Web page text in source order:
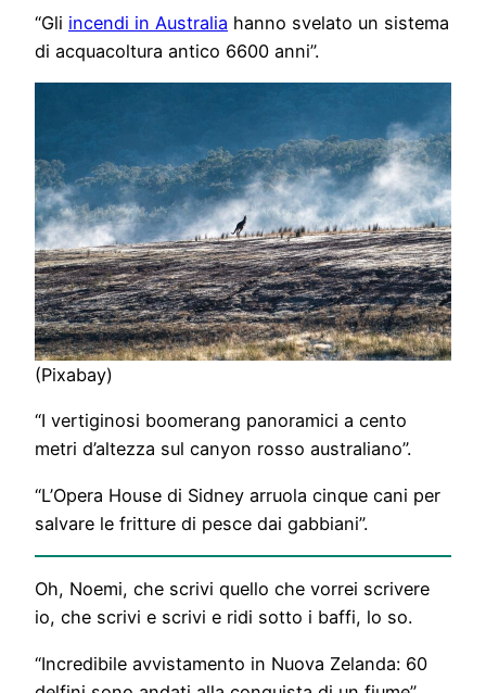
“Gli incendi in Australia hanno svelato un sistema
di acquacoltura antico 6600 anni”.
(Pixabay)
“I vertiginosi boomerang panoramici a cento
metri d’altezza sul canyon rosso australiano”.
“L’Opera House di Sidney arruola cinque cani per
salvare le fritture di pesce dai gabbiani”.
Oh, Noemi, che scrivi quello che vorrei scrivere
io, che scrivi e scrivi e ridi sotto i baffi, lo so.
“Incredibile avvistamento in Nuova Zelanda: 60